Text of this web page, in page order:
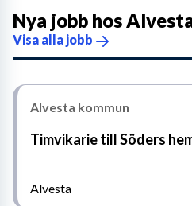
Nya jobb hos
Visa alla jobb
Alvesta kommun
Timvikarie till Söders
Alvesta